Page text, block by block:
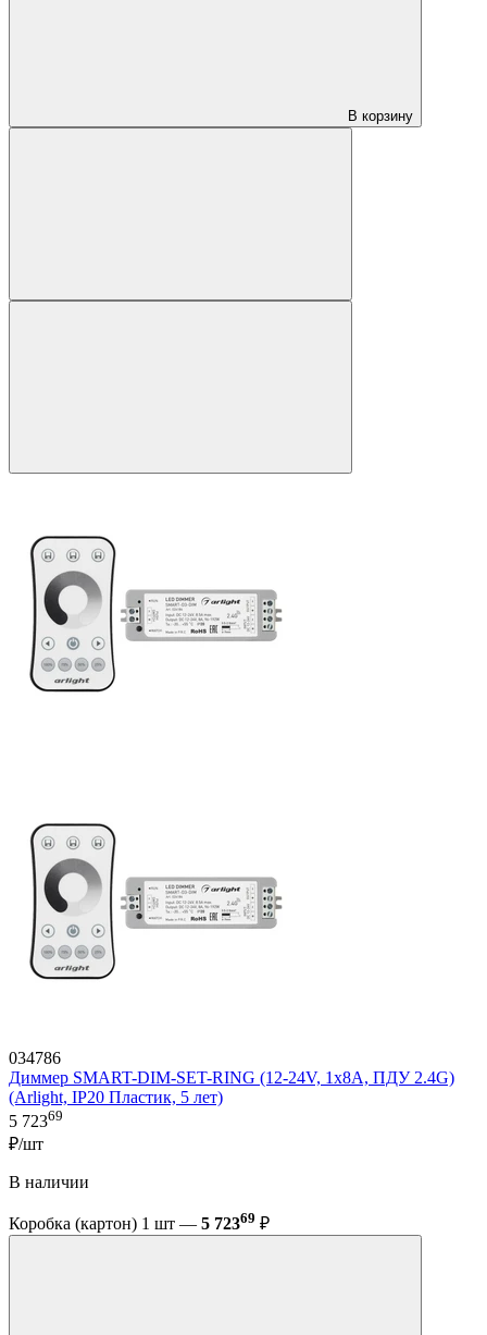
В корзину
034786
Диммер SMART-DIM-SET-RING (12-24V, 1x8A, ПДУ 2.4G)
(Arlight, IP20 Пластик, 5 лет)
5 72369
₽/шт
В наличии
Коробка (картон) 1 шт — 5 72369 ₽